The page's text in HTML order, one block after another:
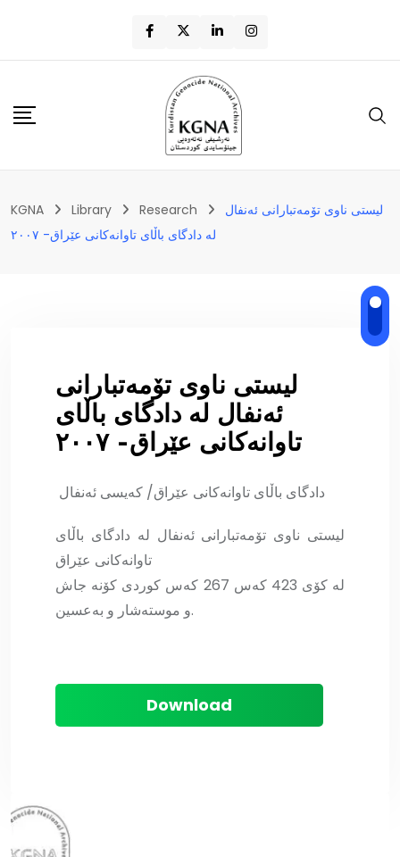
KGNA Library Research
لیستی ناوی تۆمەتبارانی ئەنفال
لە دادگای باڵای تاوانەكانی عێراق- ٢٠٠٧
لیستی ناوی تۆمەتبارانی
ئەنفال لە دادگای باڵای
تاوانەكانی عێراق- ٢٠٠٧
دادگای باڵای تاوانەکانی عێراق/ كەیسی ئەنفال
لیستی ناوی تۆمەتبارانی ئەنفال لە دادگای باڵای
تاوانەكانی عێراق
لە كۆی 423 كەس 267 كەس كوردی كۆنە جاش
و موستەشار و بەعسین.
Download